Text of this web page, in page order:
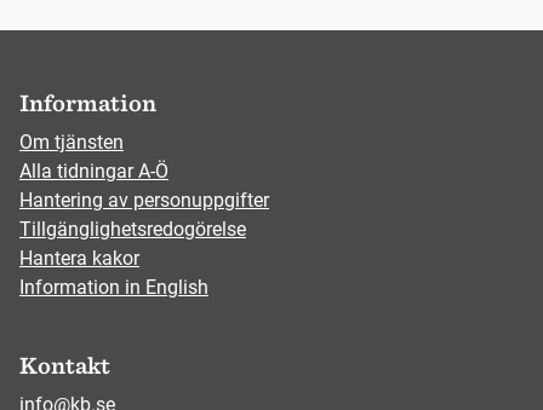
Information
Om tjänsten
Alla tidningar A-Ö
Hantering av personuppgifter
Tillgänglighetsredogörelse
Hantera kakor
Information in English
Kontakt
info@kb.se